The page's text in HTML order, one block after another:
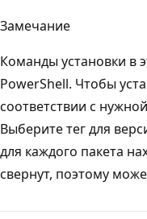
Замечание
Команды установки в
PowerShell. Чтобы
соответствии с
Выберите тег для
для каждого пакета
свернут, поэтому